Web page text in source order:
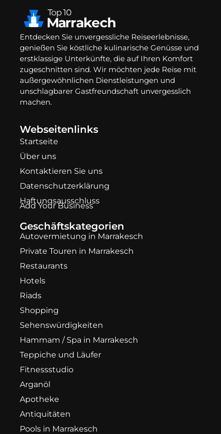
Entdecken Sie unvergessliche Reiseerlebnisse,
genießen Sie köstliche kulinarische Genüsse und
erstklassige Unterkünfte, die auf Ihren Komfort
zugeschnitten sind. Wir möchten jede Reise mit
außergewöhnlichen Dienstleistungen und
unschlagbarer Gastfreundschaft unvergesslich
machen.
Webseitenlinks
Startseite
Über uns
Kontaktieren Sie uns
Datenschutzerklärung
Haftungsausschluss
Add Your Business
Geschäftskategorien
Autovermietung in Marrakesch
Private Touren in Marrakesch
Restaurants
Hotels
Riads
Shopping
Sehenswürdigkeiten
Hammam / Spa in Marrakesch
Teppiche und Läufer
Fitnessstudio
Arganöl
Apotheke
Antiquitäten
Pools in Marrakesch